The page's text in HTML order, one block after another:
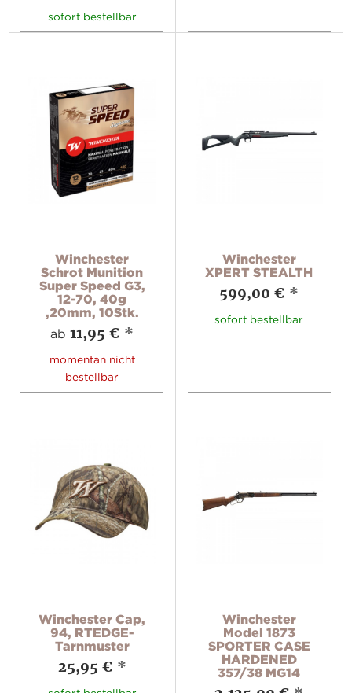
sofort bestellbar
Winchester
Schrot Munition
Super Speed G3,
12-70, 40g
,20mm, 10Stk.
ab11,95 € *
momentan nicht
bestellbar
Winchester
XPERT STEALTH
599,00 € *
sofort bestellbar
Winchester Cap,
94, RTEDGE-
Tarnmuster
25,95 € *
Winchester
Model 1873
SPORTER CASE
HARDENED
357/38 MG14